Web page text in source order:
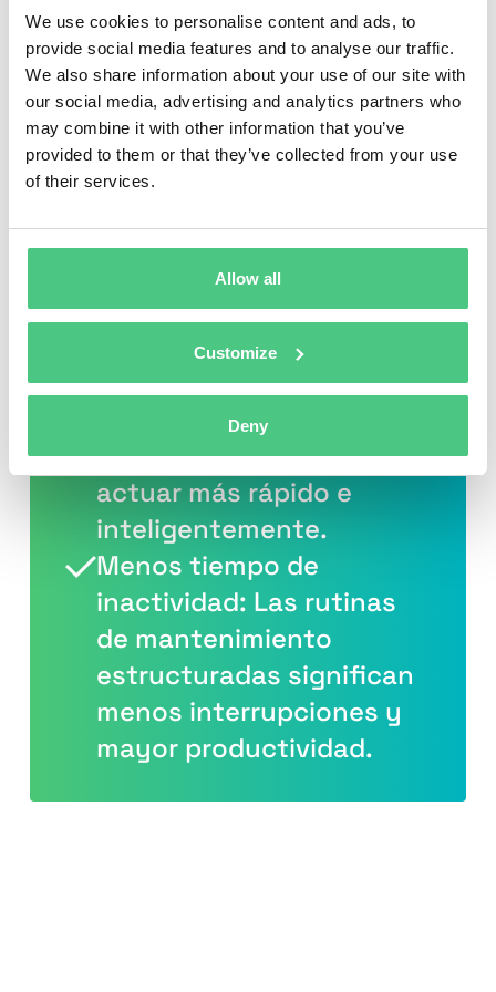
We use cookies to personalise content and ads, to
provide social media features and to analyse our traffic.
We also share information about your use of our site with
our social media, advertising and analytics partners who
may combine it with other information that you’ve
provided to them or that they’ve collected from your use
of their services.
Allow all
Customize
Deny
preparadas para el futuro.
Planificación
centralizada: Gestione
mantenimiento y activos
en un solo lugar,
accesible en cualquier
momento.
Mejores decisiones: Los
datos en tiempo real
ayudan a los equipos a
actuar más rápido e
inteligentemente.
Menos tiempo de
inactividad: Las rutinas
de mantenimiento
estructuradas significan
menos interrupciones y
mayor productividad.